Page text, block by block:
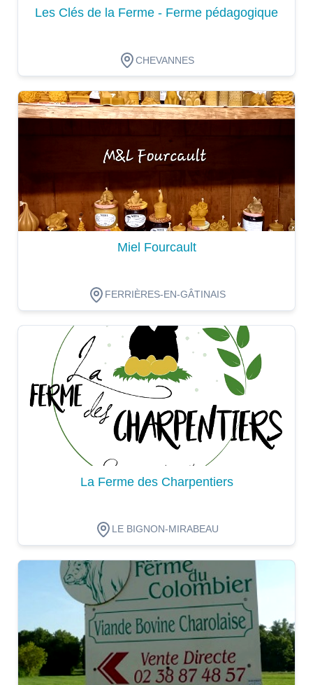
Les Clés de la Ferme - Ferme pédagogique
CHEVANNES
Dégustation
Miel Fourcault
FERRIÈRES-EN-GÂTINAIS
Dégustation
La Ferme des Charpentiers
LE BIGNON-MIRABEAU
Dégustation